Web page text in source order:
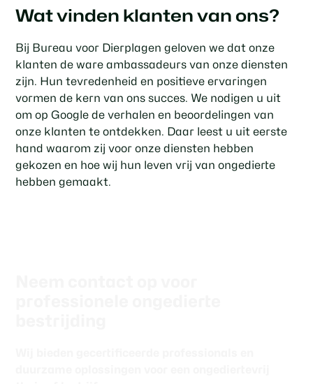
Wat vinden klanten van ons?
Bij Bureau voor Dierplagen geloven we dat onze
klanten de ware ambassadeurs van onze diensten
zijn. Hun tevredenheid en positieve ervaringen
vormen de kern van ons succes. We nodigen u uit
om op Google de verhalen en beoordelingen van
onze klanten te ontdekken. Daar leest u uit eerste
hand waarom zij voor onze diensten hebben
gekozen en hoe wij hun leven vrij van ongedierte
hebben gemaakt.